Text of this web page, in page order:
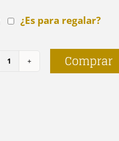
¿Es para regalar?
Viticultor
Comprar